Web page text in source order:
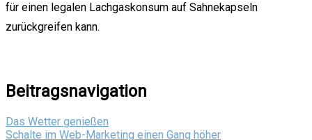
für einen legalen Lachgaskonsum auf Sahnekapseln
zurückgreifen kann.
Beitragsnavigation
Das Wetter genießen
Schalte im Web-Marketing einen Gang höher